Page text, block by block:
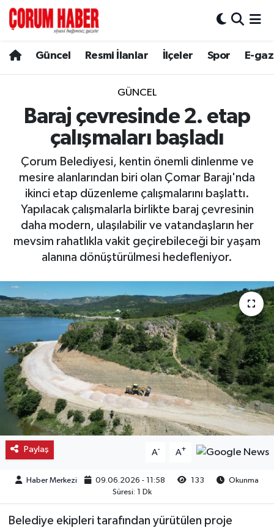
Güncel Resmi İlanlar İlçeler Spor E-
GÜNCEL
Baraj çevresinde 2. etap
çalışmaları başladı
Çorum Belediyesi, kentin önemli dinlenme ve
mesire alanlarından biri olan Çomar Barajı'nda
ikinci etap düzenleme çalışmalarını başlattı.
Yapılacak çalışmalarla birlikte baraj çevresinin
daha modern, ulaşılabilir ve vatandaşların her
mevsim rahatlıkla vakit geçirebileceği bir yaşam
alanına dönüştürülmesi hedefleniyor.
Paylaş A- A+
Haber Merkezi 09.06.2026 - 11:58 133
Okunma
Süresi: 1 Dk
Belediye ekipleri tarafından yürütülen proje
Spor
Resmi İlanlar
Alaca
Bayat
Boğazkale
Kargı
Mecitözü
Oğuzlar
Ortaköy
Osmancık
Sungurlu
Uğurludağ
Hava Durumu
Çorum Namaz Vakitleri
Trafik Durumu
Süper Lig Puan Durumu ve Fikstür
Tüm Manşetler
Son Dakika Haberleri